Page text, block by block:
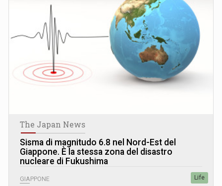
The Japan News
Sisma di magnitudo 6.8 nel Nord-Est del
Giappone. È la stessa zona del disastro
nucleare di Fukushima
GIAPPONE Life